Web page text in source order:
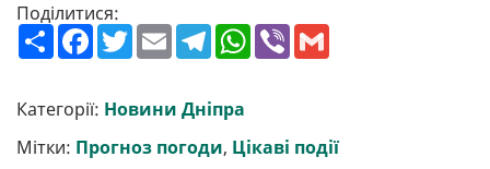
Поділитися:
П
о
р
и
т
и
F
a
b
o
o
k
T
w
t
e
r
E
m
l
T
e
g
r
a
m
W
h
p
p
V
Категорії: Новини Дніпра
Мітки: Прогноз погоди, Цікаві події